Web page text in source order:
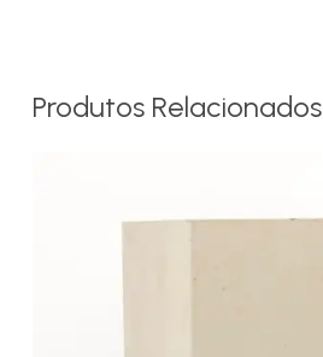
Produtos Relacionados